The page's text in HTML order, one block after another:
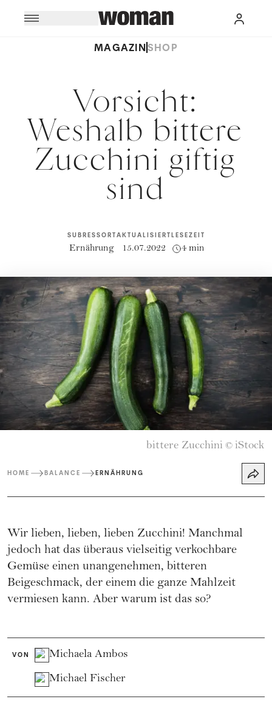
MAGAZINSHOP
Vorsicht:
Weshalb bittere
Zucchini giftig
sind
SUBRESSORT
Ernährung
AKTUALISIERT
15.07.2022
LESEZEIT
4 min
bittere Zucchini © iStock
HOME BALANCE ERNÄHRUNG
Wir lieben, lieben, lieben Zucchini! Manchmal
jedoch hat das überaus vielseitig verkochbare
Gemüse einen unangenehmen, bitteren
Beigeschmack, der einem die ganze Mahlzeit
vermiesen kann. Aber warum ist das so?
VON Michaela Ambos
Michael Fischer